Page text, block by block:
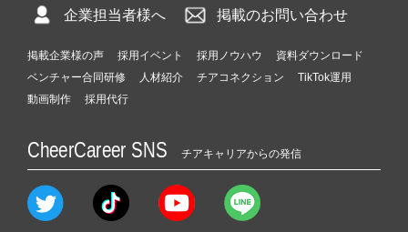
企業担当者様へ 掲載のお問い合わせ
掲載企業様の声 採用イベント 採用ノウハウ
資料ダウンロード
ベンチャー合同研修
人材紹介 チアコネクション
TikTok運用
動画制作
採用代行
CheerCareer SNS チアキャリアからの発信